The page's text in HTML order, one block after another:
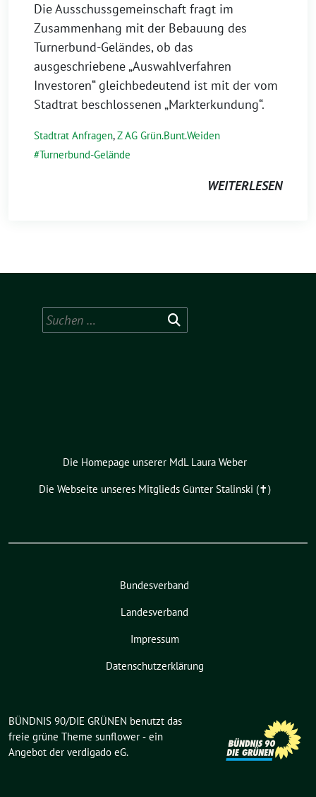
Die Ausschussgemeinschaft fragt im
Zusammenhang mit der Bebauung des
Turnerbund-Geländes, ob das
ausgeschriebene „Auswahlverfahren
Investoren“ gleichbedeutend ist mit der vom
Stadtrat beschlossenen „Markterkundung“.
Stadtrat Anfragen,Z AG Grün.Bunt.Weiden
Turnerbund-Gelände
WEITERLESEN
Suchen
nach:
Die Homepage unserer MdL Laura Weber
Die Webseite unseres Mitglieds Günter Stalinski (✝︎)
Bundesverband
Landesverband
Impressum
Datenschutzerklärung
BÜNDNIS 90/DIE GRÜNEN benutzt das
freie grüne Theme sunflower ‐ ein
Angebot der verdigado eG.